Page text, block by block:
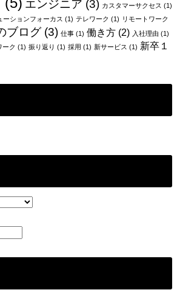
エンジニア (3) カスタマーサクセス (1)
ーションフォーカス (1) テレワーク (1) リモートワーク
ブログ(3) 仕事 (1) 働き方 (2) 入社理由 (1)
ーク (1) 振り返り (1) 採用 (1) 新サービス (1) 新卒１